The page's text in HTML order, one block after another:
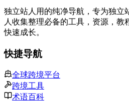
独立站人用的纯净导航，专为独立
人收集整理必备的工具，资源，教
快速成长。
快捷导航
全球跨境平台
跨境工具
术语百科